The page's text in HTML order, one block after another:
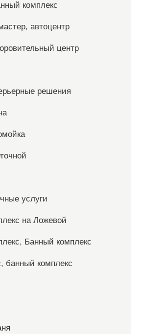
комплекс
автоцентр
центр
решения
услуги
на Ложевой
Банный комплекс
банный комплекс